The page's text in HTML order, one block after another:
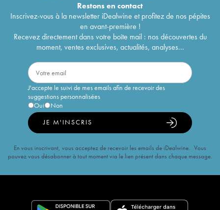
Restons encontact
Inscrivez-vous à la newsletter iDealwine et profitez de nos pépites
en avant-première !
Recevez directement dans votre boîte mail : nos découvertes du
moment, ventes exclusives, actualités, analyses...
J'accepte le suivi de mes emails afin de recevoir des
suggestions personnalisées
Oui
Non
JE M'INSCRIS
En vous inscrivant, vous acceptez de recevoir les emails de iDealwine. Vous
pouvez vous désabonner à tout moment via le lien présent dans chaque message.